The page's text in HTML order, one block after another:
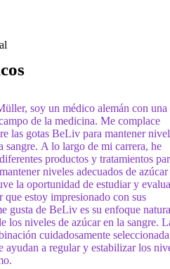
soy un médico alemán con una
de la medicina. Me complace
las gotas BeLiv para mantener
sangre. A lo largo de mi carrera, he
productos y tratamientos
niveles adecuados de
la oportunidad de estudiar y
estoy impresionado con sus
gusta de BeLiv es su enfoque
los niveles de azúcar en la sangre.
cuidadosamente
ayudan a regular y estabilizar los